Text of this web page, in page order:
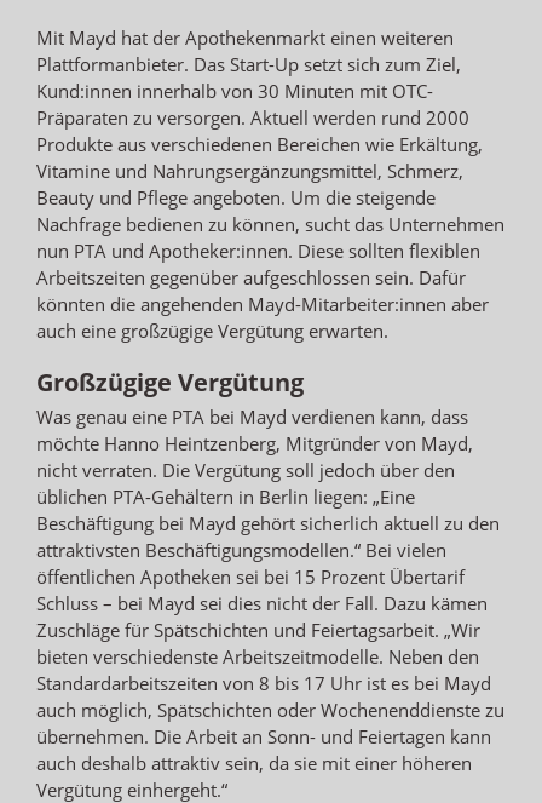
Mit Mayd hat der Apothekenmarkt einen weiteren
Plattformanbieter. Das Start-Up setzt sich zum Ziel,
Kund:innen innerhalb von 30 Minuten mit OTC-
Präparaten zu versorgen. Aktuell werden rund 2000
Produkte aus verschiedenen Bereichen wie Erkältung,
Vitamine und Nahrungsergänzungsmittel, Schmerz,
Beauty und Pflege angeboten. Um die steigende
Nachfrage bedienen zu können, sucht das Unternehmen
nun PTA und Apotheker:innen. Diese sollten flexiblen
Arbeitszeiten gegenüber aufgeschlossen sein. Dafür
könnten die angehenden Mayd-Mitarbeiter:innen aber
auch eine großzügige Vergütung erwarten.
Großzügige Vergütung
Was genau eine PTA bei Mayd verdienen kann, dass
möchte Hanno Heintzenberg, Mitgründer von Mayd,
nicht verraten. Die Vergütung soll jedoch über den
üblichen PTA-Gehältern in Berlin liegen: „Eine
Beschäftigung bei Mayd gehört sicherlich aktuell zu den
attraktivsten Beschäftigungsmodellen.“ Bei vielen
öffentlichen Apotheken sei bei 15 Prozent Übertarif
Schluss – bei Mayd sei dies nicht der Fall. Dazu kämen
Zuschläge für Spätschichten und Feiertagsarbeit. „Wir
bieten verschiedenste Arbeitszeitmodelle. Neben den
Standardarbeitszeiten von 8 bis 17 Uhr ist es bei Mayd
auch möglich, Spätschichten oder Wochenenddienste zu
übernehmen. Die Arbeit an Sonn- und Feiertagen kann
auch deshalb attraktiv sein, da sie mit einer höheren
Vergütung einhergeht.“